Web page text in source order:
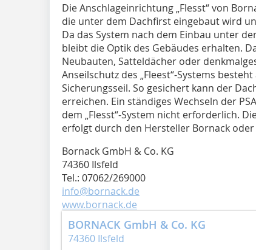
Die Anschlageinrichtung „Flesst“ von
die unter dem Dachfirst eingebaut wird
Da das System nach dem Einbau unter
bleibt die Optik des Gebäudes erhalten.
Neubauten, Satteldächer oder
Anseilschutz des „Fleest“-Systems
Sicherungsseil. So gesichert kann der
erreichen. Ein ständiges Wechseln der
dem „Flesst“-System nicht erforderlich.
erfolgt durch den Hersteller Bornack
Bornack GmbH & Co. KG
74360 Ilsfeld
Tel.: 07062/269000
info@bornack.de
www.bornack.de
BORNACK GmbH & Co. KG
74360 Ilsfeld